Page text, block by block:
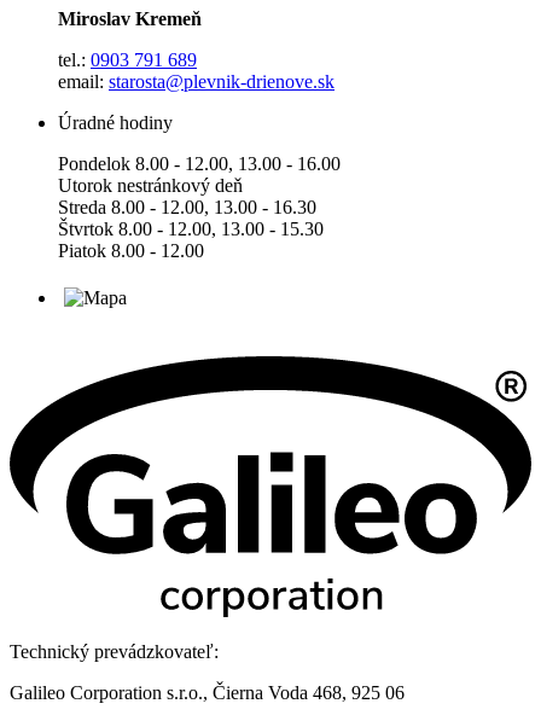
Miroslav Kremeň
tel.: 0903 791 689
email: starosta@plevnik-drienove.sk
Úradné hodiny
Pondelok 8.00 - 12.00, 13.00 - 16.00
Utorok nestránkový deň
Streda 8.00 - 12.00, 13.00 - 16.30
Štvrtok 8.00 - 12.00, 13.00 - 15.30
Piatok 8.00 - 12.00
Technický prevádzkovateľ:
Galileo Corporation s.r.o., Čierna Voda 468, 925 06